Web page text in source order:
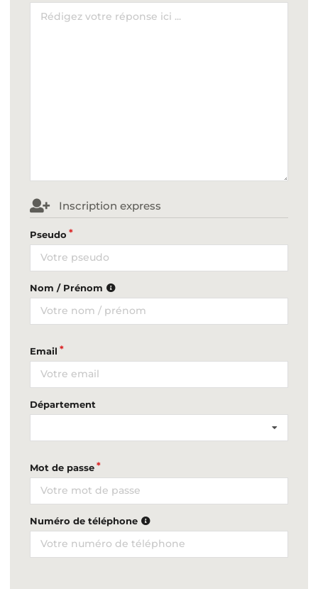
Inscription express
Pseudo
Nom / Prénom
Email
Département
Mot de passe
Numéro de téléphone